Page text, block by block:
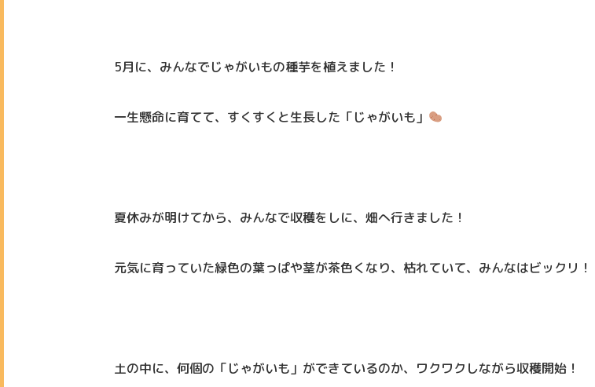
5月に、みんなでじゃがいもの種芋を植えました！
一生懸命に育てて、すくすくと生長した「じゃがいも」
夏休みが明けてから、みんなで収穫をしに、畑へ行きました！
元気に育っていた緑色の葉っぱや茎が茶色くなり、枯れていて、みんなはビックリ！
土の中に、何個の「じゃがいも」ができているのか、ワクワクしながら収穫開始！